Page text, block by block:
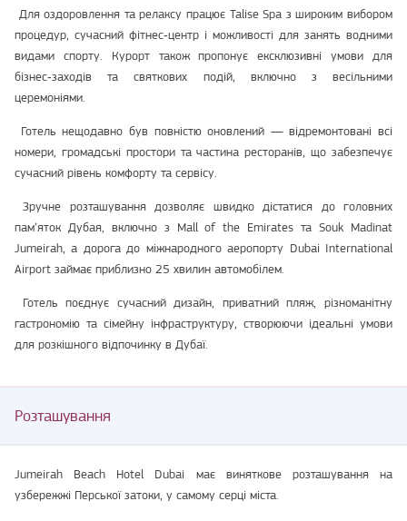
Для оздоровлення та релаксу працює Talise Spa з широким вибором
процедур, сучасний фітнес‑центр і можливості для занять водними
видами спорту. Курорт також пропонує ексклюзивні умови для
бізнес‑заходів та святкових подій, включно з весільними
церемоніями.
Готель нещодавно був повністю оновлений — відремонтовані всі
номери, громадські простори та частина ресторанів, що забезпечує
сучасний рівень комфорту та сервісу.
Зручне розташування дозволяє швидко дістатися до головних
пам’яток Дубая, включно з Mall of the Emirates та Souk Madinat
Jumeirah, а дорога до міжнародного аеропорту Dubai International
Airport займає приблизно 25 хвилин автомобілем.
Готель поєднує сучасний дизайн, приватний пляж, різноманітну
гастрономію та сімейну інфраструктуру, створюючи ідеальні умови
для розкішного відпочинку в Дубаї.
Розташування
Jumeirah Beach Hotel Dubai має виняткове розташування на
узбережжі Перської затоки, у самому серці міста.